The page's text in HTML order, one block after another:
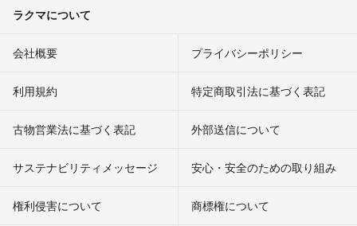
ラクマについて
会社概要 プライバシーポリシー
利用規約 特定商取引法に基づく表記
古物営業法に基づく表記 外部送信について
サステナビリティメッセージ 安心・安全のための取り組み
権利侵害について
商標権について